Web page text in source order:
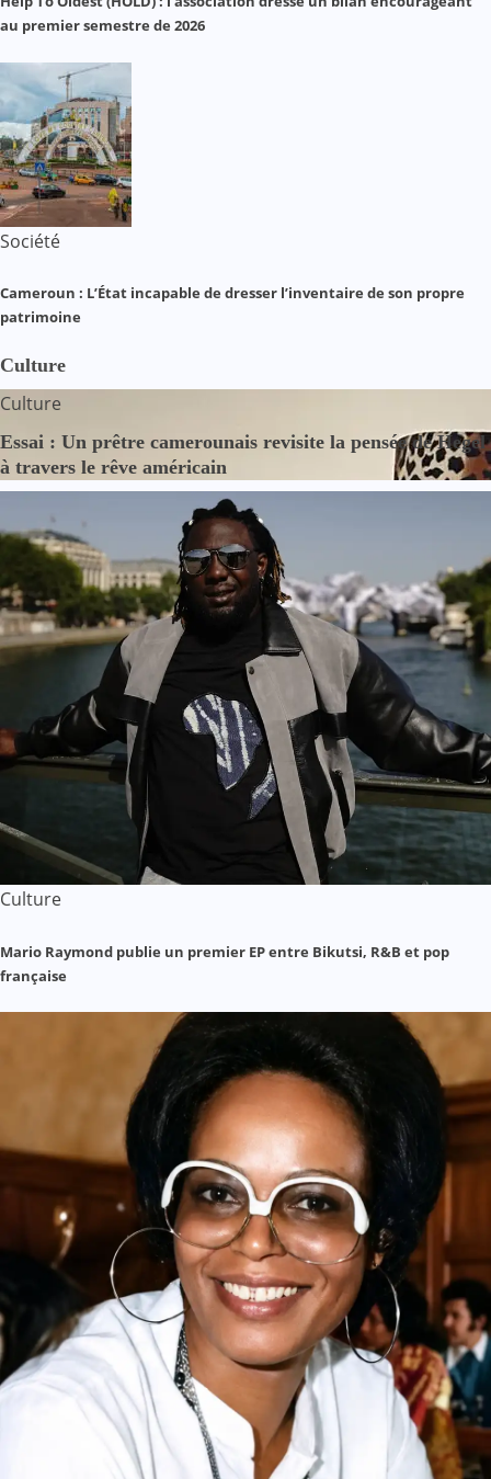
au premier semestre de 2026
Société
Cameroun : L’État incapable de dresser l’inventaire de son propre
patrimoine
Culture
Culture
Essai : Un prêtre camerounais revisite la pensée de Hegel
à travers le rêve américain
Culture
Mario Raymond publie un premier EP entre Bikutsi, R&B et pop
française